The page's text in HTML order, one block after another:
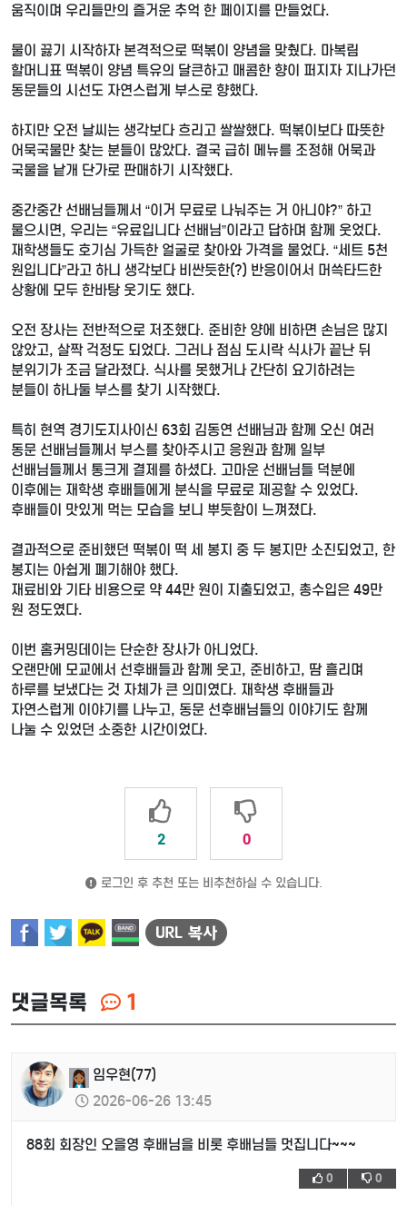
움직이며 우리들만의 즐거운 추억 한 페이지를 만들었다.
물이 끓기 시작하자 본격적으로 떡볶이 양념을 맞췄다. 마복림
할머니표 떡볶이 양념 특유의 달큰하고 매콤한 향이 퍼지자 지나가던
동문들의 시선도 자연스럽게 부스로 향했다.
하지만 오전 날씨는 생각보다 흐리고 쌀쌀했다. 떡볶이보다 따뜻한
어묵국물만 찾는 분들이 많았다. 결국 급히 메뉴를 조정해 어묵과
국물을 낱개 단가로 판매하기 시작했다.
중간중간 선배님들께서 “이거 무료로 나눠주는 거 아니야?” 하고
물으시면, 우리는 “유료입니다 선배님”이라고 답하며 함께 웃었다.
재학생들도 호기심 가득한 얼굴로 찾아와 가격을 물었다. “세트 5천
원입니다”라고 하니 생각보다 비싼듯한(?) 반응이어서 머쓱타드한
상황에 모두 한바탕 웃기도 했다.
오전 장사는 전반적으로 저조했다. 준비한 양에 비하면 손님은 많지
않았고, 살짝 걱정도 되었다. 그러나 점심 도시락 식사가 끝난 뒤
분위기가 조금 달라졌다. 식사를 못했거나 간단히 요기하려는
분들이 하나둘 부스를 찾기 시작했다.
특히 현역 경기도지사이신 63회 김동연 선배님과 함께 오신 여러
동문 선배님들께서 부스를 찾아주시고 응원과 함께 일부
선배님들께서 통크게 결제를 하셨다. 고마운 선배님들 덕분에
이후에는 재학생 후배들에게 분식을 무료로 제공할 수 있었다.
후배들이 맛있게 먹는 모습을 보니 뿌듯함이 느껴졌다.
결과적으로 준비했던 떡볶이 떡 세 봉지 중 두 봉지만 소진되었고, 한
봉지는 아쉽게 폐기해야 했다.
재료비와 기타 비용으로 약 44만 원이 지출되었고, 총수입은 49만
원 정도였다.
이번 홈커밍데이는 단순한 장사가 아니었다.
오랜만에 모교에서 선후배들과 함께 웃고, 준비하고, 땀 흘리며
하루를 보냈다는 것 자체가 큰 의미였다. 재학생 후배들과
자연스럽게 이야기를 나누고, 동문 선후배님들의 이야기도 함께
나눌 수 있었던 소중한 시간이었다.
2 0
로그인 후 추천 또는 비추천하실 수 있습니다.
댓글목록 1
임우현(77)
2026-06-26 13:45
88회 회장인 오을영 후배님을 비롯 후배님들 멋집니다~~~
0 0